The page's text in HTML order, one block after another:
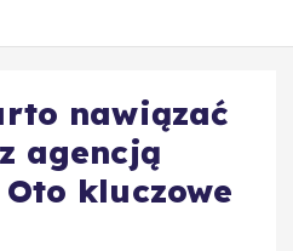
nawiązać
agencją
kluczowe